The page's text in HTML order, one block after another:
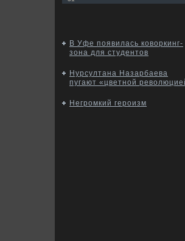
В Уфе появилась коворкинг-
зона для студентов
Нурсултана Назарбаева
пугают «цветной
Негромкий героизм